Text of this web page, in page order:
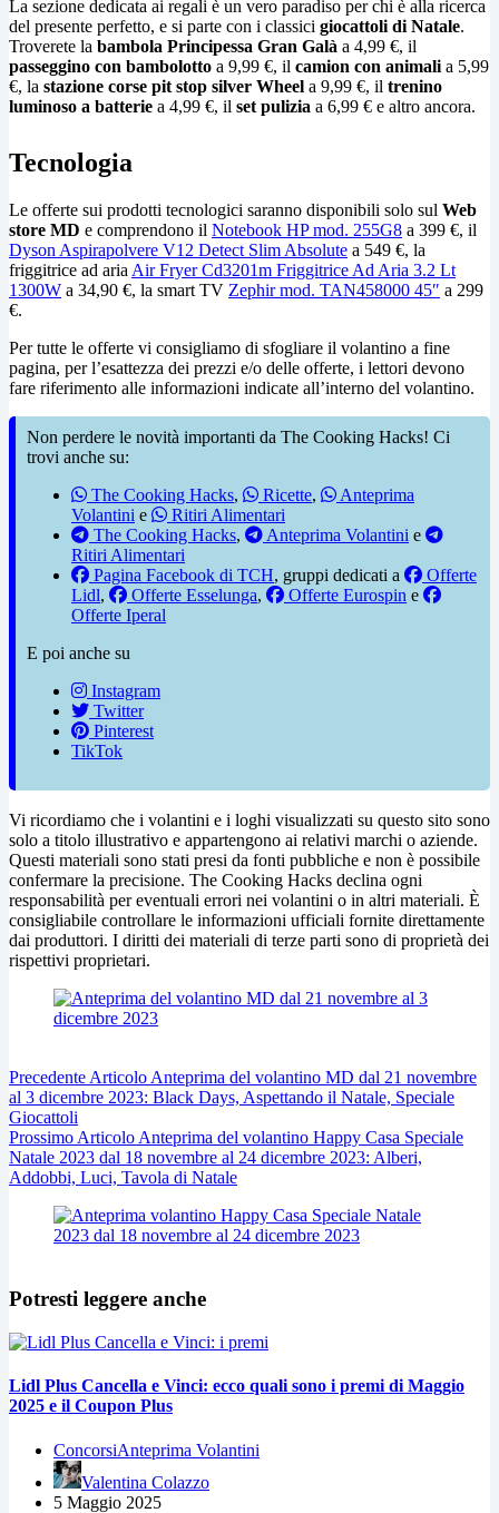
La sezione dedicata ai regali è un vero paradiso per chi è alla ricerca
del presente perfetto, e si parte con i classici giocattoli di Natale.
Troverete la bambola Principessa Gran Galà a 4,99 €, il
passeggino con bambolotto a 9,99 €, il camion con animali a 5,99
€, la stazione corse pit stop silver Wheel a 9,99 €, il trenino
luminoso a batterie a 4,99 €, il set pulizia a 6,99 € e altro ancora.
Tecnologia
Le offerte sui prodotti tecnologici saranno disponibili solo sul Web
store MD e comprendono il Notebook HP mod. 255G8 a 399 €, il
Dyson Aspirapolvere V12 Detect Slim Absolute a 549 €, la
friggitrice ad aria Air Fryer Cd3201m Friggitrice Ad Aria 3.2 Lt
1300W a 34,90 €, la smart TV Zephir mod. TAN458000 45″ a 299
€.
Per tutte le offerte vi consigliamo di sfogliare il volantino a fine
pagina, per l’esattezza dei prezzi e/o delle offerte, i lettori devono
fare riferimento alle informazioni indicate all’interno del volantino.
Non perdere le novità importanti da The Cooking Hacks! Ci
trovi anche su:
The Cooking Hacks, Ricette,
Anteprima
Volantini e
Ritiri Alimentari
The Cooking Hacks, Anteprima Volantini e
Ritiri Alimentari
Pagina Facebook di TCH, gruppi dedicati a
Offerte
Lidl, Offerte Esselunga, Offerte Eurospin e
Offerte Iperal
E poi anche su
Instagram
Twitter
Pinterest
TikTok
Vi ricordiamo che i volantini e i loghi visualizzati su questo sito sono
solo a titolo illustrativo e appartengono ai relativi marchi o aziende.
Questi materiali sono stati presi da fonti pubbliche e non è possibile
confermare la precisione. The Cooking Hacks declina ogni
responsabilità per eventuali errori nei volantini o in altri materiali. È
consigliabile controllare le informazioni ufficiali fornite direttamente
dai produttori. I diritti dei materiali di terze parti sono di proprietà dei
rispettivi proprietari.
Precedente Articolo Anteprima del volantino MD dal 21 novembre
al 3 dicembre 2023: Black Days, Aspettando il Natale, Speciale
Giocattoli
Prossimo Articolo Anteprima del volantino Happy Casa Speciale
Natale 2023 dal 18 novembre al 24 dicembre 2023: Alberi,
Addobbi, Luci, Tavola di Natale
Potresti leggere anche
Lidl Plus Cancella e Vinci: ecco quali sono i premi di Maggio
2025 e il Coupon Plus
ConcorsiAnteprima Volantini
Valentina Colazzo
5 Maggio 2025